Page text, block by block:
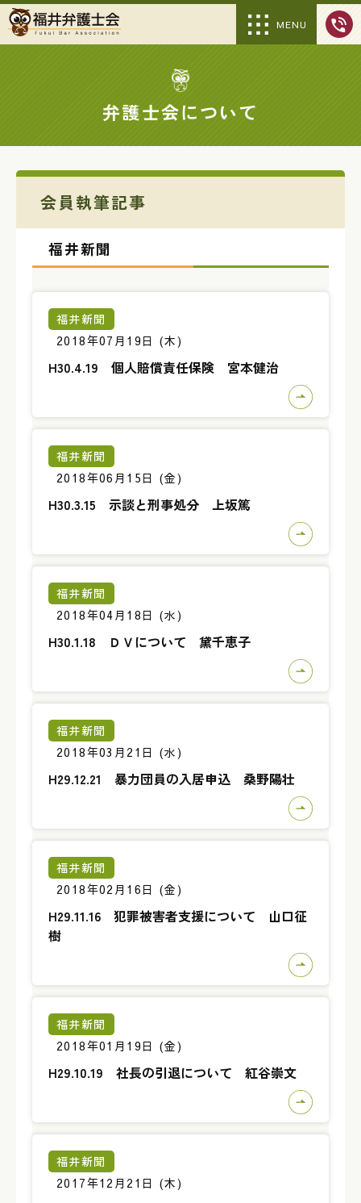
MENU
弁護士会について
会員執筆記事
福井新聞
福井新聞
2018年07月19日 (木)
H30.4.19 個人賠償責任保険 宮本健治
福井新聞
2018年06月15日 (金)
H30.3.15 示談と刑事処分 上坂篤
福井新聞
2018年04月18日 (水)
H30.1.18 ＤＶについて 黛千恵子
福井新聞
2018年03月21日 (水)
H29.12.21 暴力団員の入居申込 桑野陽壮
福井新聞
2018年02月16日 (金)
H29.11.16 犯罪被害者支援について 山口征
樹
福井新聞
2018年01月19日 (金)
H29.10.19 社長の引退について 紅谷崇文
福井新聞
2017年12月21日 (木)